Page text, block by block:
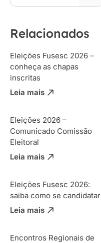
Relacionados
Eleições Fusesc 2026 –
conheça as chapas
inscritas
Leia mais
Eleições 2026 –
Comunicado Comissão
Eleitoral
Leia mais
Eleições Fusesc 2026:
saiba como se candidatar
Leia mais
Encontros Regionais de